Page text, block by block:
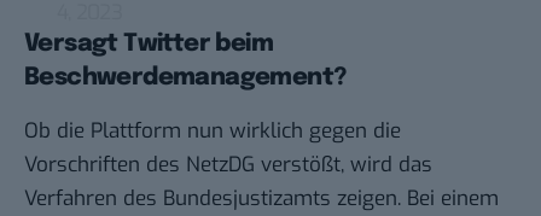
Versagt Twitter beim
Beschwerdemanagement?
Ob die Plattform nun wirklich gegen die
Vorschriften des NetzDG verstößt, wird das
Verfahren des Bundesjustizamts zeigen. Bei einem